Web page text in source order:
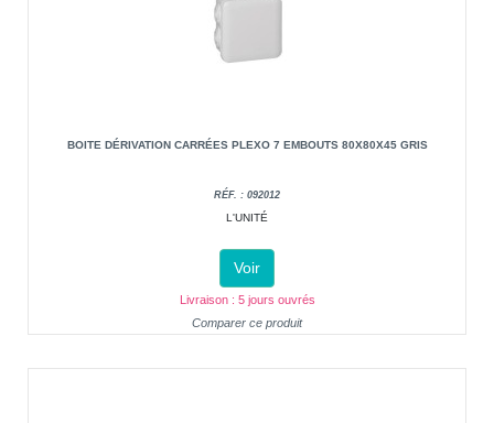
BOITE DÉRIVATION CARRÉES PLEXO 7 EMBOUTS 80X80X45 GRIS
RÉF. : 092012
L'UNITÉ
Voir
Livraison : 5 jours ouvrés
Comparer ce produit